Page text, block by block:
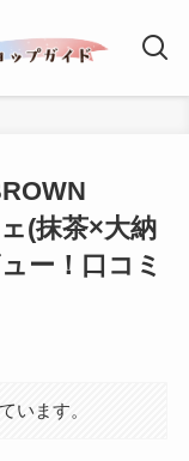
(抹茶×大納
ー！口コミ
います。